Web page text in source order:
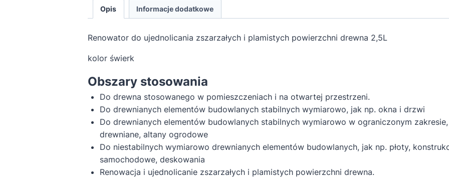
Opis Informacje dodatkowe
Renowator do ujednolicania zszarzałych i plamistych powierzchni drewna 2,5L
kolor świerk
Obszary stosowania
Do drewna stosowanego w pomieszczeniach i na otwartej przestrzeni.
Do drewnianych elementów budowlanych stabilnych wymiarowo, jak np. okna i drzwi
Do drewnianych elementów budowlanych stabilnych wymiarowo w ograniczonym
drewniane, altany ogrodowe
Do niestabilnych wymiarowo drewnianych elementów budowlanych, jak np. płoty,
samochodowe, deskowania
Renowacja i ujednolicanie zszarzałych i plamistych powierzchni drewna.